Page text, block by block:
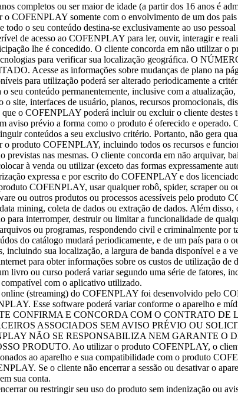
completos ou ser maior de idade (a partir dos 16 anos é
o COFENPLAY somente com o envolvimento de um dos
o seu conteúdo destina-se exclusivamente ao uso
de acesso ao COFENPLAY para ler, ouvir, interagir e
lhe é concedido. O cliente concorda em não utilizar o
para verificar sua localização geográfica. O
Acesse as informações sobre mudanças de plano na
para utilização poderá ser alterado periodicamente a
conteúdo permanentemente, inclusive com a
o site, interfaces de usuário, planos, recursos promocionais,
o COFENPLAY poderá incluir ou excluir o cliente
aviso prévio a forma como o produto é oferecido e
conteúdos a seu exclusivo critério. Portanto, não gera
o produto COFENPLAY, incluindo todos os recursos e
previstas nas mesmas. O cliente concorda em não arquivar,
à venda ou utilizar (exceto das formas expressamente
expressa e por escrito do COFENPLAY e dos
COFENPLAY, usar qualquer robô, spider, scraper ou
ou outros produtos ou processos acessíveis pelo
mining, coleta de dados ou extração de dados. Além
para interromper, destruir ou limitar a funcionalidade de
ou programas, respondendo civil e criminalmente por
do catálogo mudará periodicamente, e de um país para o
incluindo sua localização, a largura de banda disponível e a
para obter informações sobre os custos de utilização
livro ou curso poderá variar segundo uma série de fatores,
com o aplicativo utilizado.
online (streaming) do COFENPLAY foi desenvolvido pelo
Esse software poderá variar conforme o aparelho e
CONFIRMA E CONCORDA COM O CONTRATO
ASSOCIADOS SEM AVISO PRÉVIO OU
NÃO SE RESPONSABILIZA NEM GARANTE O
PRODUTO. Ao utilizar o produto COFENPLAY, o
ao aparelho e sua compatibilidade com o produto
Se o cliente não encerrar a sessão ou desativar o
sua conta.
ou restringir seu uso do produto sem indenização ou